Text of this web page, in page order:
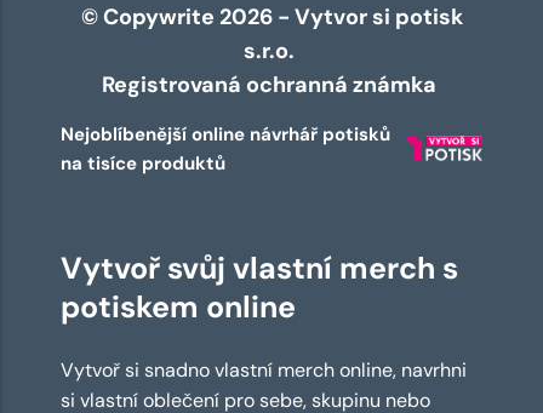
© Copywrite 2026 - Vytvor si potisk
s.r.o.
Registrovaná ochranná známka
Nejoblíbenější online návrhář potisků
na tisíce produktů
Vytvoř svůj vlastní merch s
potiskem online
Vytvoř si snadno vlastní merch online, navrhni
si vlastní oblečení pro sebe, skupinu nebo